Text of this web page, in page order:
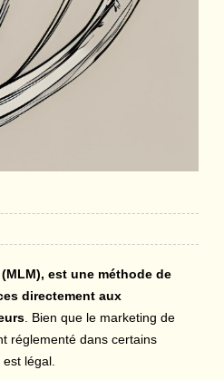
(MLM), est une méthode de
directement aux
. Bien que le marketing de
réglementé dans certains
légal.